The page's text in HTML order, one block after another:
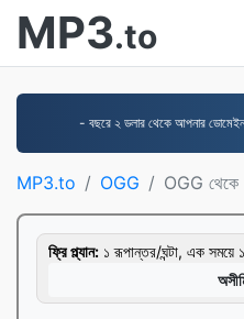
MP3.to
- বছরে ২ ডলার থেকে আপনার
MP3.to OGG OGG
ফ্রি প্ল্যান: ১ রূপান্তর/ঘন্টা, এক সময়ে